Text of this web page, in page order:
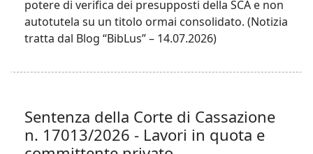
potere di verifica dei presupposti della SCA e non
autotutela su un titolo ormai consolidato. (Notizia
tratta dal Blog “BibLus” – 14.07.2026)
Sentenza della Corte di Cassazione
n. 17013/2026 - Lavori in quota e